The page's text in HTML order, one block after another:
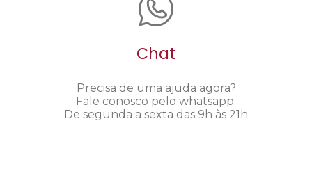
Chat
Precisa de uma ajuda agora?
Fale conosco pelo whatsapp.
De segunda a sexta das 9h às 21h